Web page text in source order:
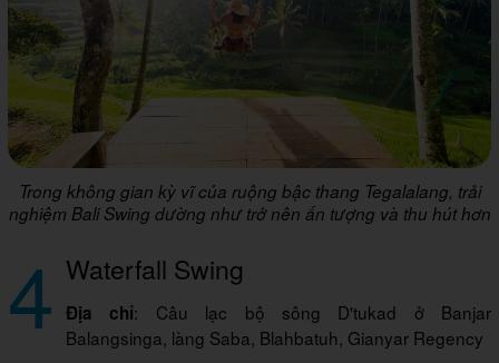
Trong không gian kỳ vĩ của ruộng bậc thang Tegalalang, trải
nghiệm Bali Swing dường như trở nên ấn tượng và thu hút hơn
4 Waterfall Swing
Địa chỉ: Câu lạc bộ sông D'tukad ở Banjar
Balangsinga, làng Saba, Blahbatuh, Gianyar Regency